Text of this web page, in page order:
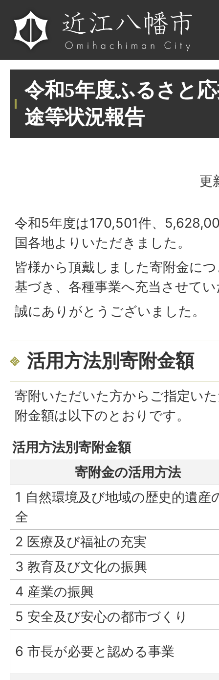
令和5年度ふるさと
途等状況報告
更
令和5年度は170,501件、
国各地よりいただきました。
皆様から頂戴しました寄附金に
基づき、各種事業へ充当させて
誠にありがとうございました。
活用方法別寄附金額
寄附いただいた方からご指定い
附金額は以下のとおりです。
活用方法別寄附金額
寄附金の活用方法
1 自然環境及び地域の歴史的遺産
全
2 医療及び福祉の充実
3 教育及び文化の振興
4 産業の振興
5 安全及び安心の都市づくり
6 市長が必要と認める事業